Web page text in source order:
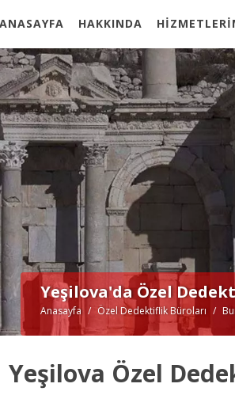
ANASAYFA HAKKINDA
Yeşilova'da Özel
Anasayfa Özel Dedektiflik Büroları
Yeşilova Özel